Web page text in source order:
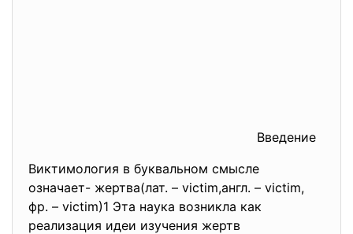
Введение
Виктимология в буквальном смысле
означает- жертва(лат. – victim,англ. – victim,
фр. – victim)1 Эта наука возникла как
реализация идеи изучения жертв